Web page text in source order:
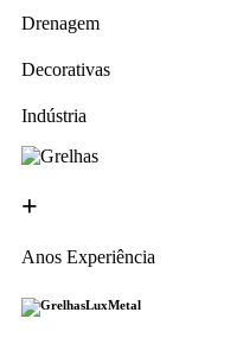
Drenagem
Decorativas
Indústria
+
Anos Experiência
LuxMetal